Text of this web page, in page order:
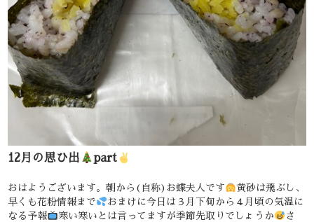
12月の思ひ出 part
おはようございます。朝から(自称)お蝶夫人です
黄砂は飛ぶし、
早くも花粉情報まで
おまけに今日は３月下旬から４月頃の気温に
なる予報
寒い寒いとは言ってますが季節先取りでしょうか
さ